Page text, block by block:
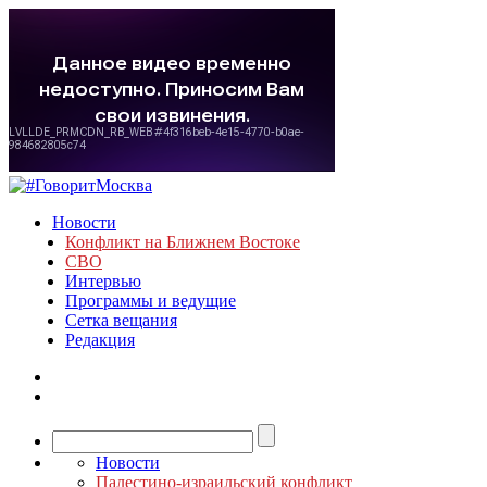
Новости
Конфликт на Ближнем Востоке
СВО
Интервью
Программы и ведущие
Сетка вещания
Редакция
Новости
Палестино-израильский конфликт